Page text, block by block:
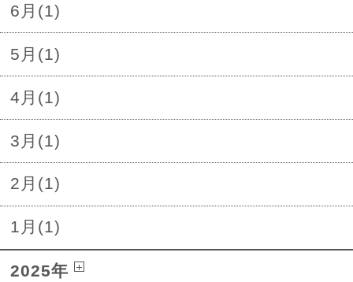
6月(1)
5月(1)
4月(1)
3月(1)
2月(1)
1月(1)
2025年